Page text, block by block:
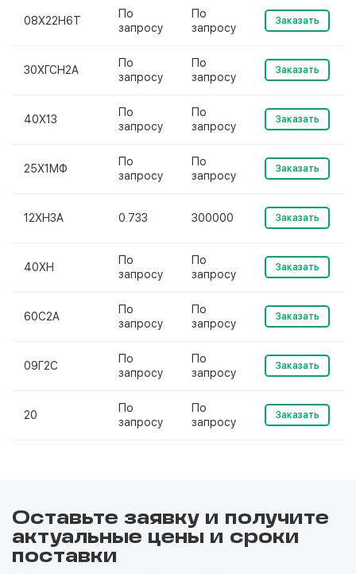
08Х22Н6Т
По
запросу
По
запросу
Заказать
30ХГСН2А
По
запросу
По
запросу
Заказать
40Х13
По
запросу
По
запросу
Заказать
25Х1МФ
По
запросу
По
запросу
Заказать
12ХН3А 0.733 300000 Заказать
40ХН
По
запросу
По
запросу
Заказать
60С2А
По
запросу
По
запросу
Заказать
09Г2С
По
запросу
По
запросу
Заказать
20
По
запросу
По
запросу
Заказать
Оставьте заявку и получите
актуальные цены и сроки
поставки